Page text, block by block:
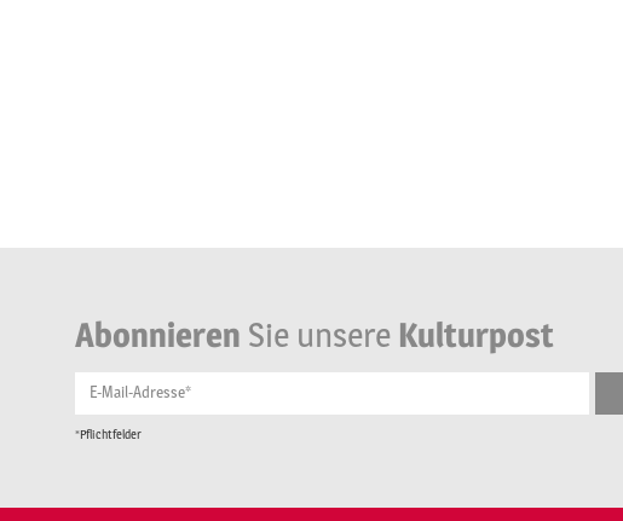
Abonnieren Sie unsere Kulturpost
E-Mail-Adresse*
*Pflichtfelder